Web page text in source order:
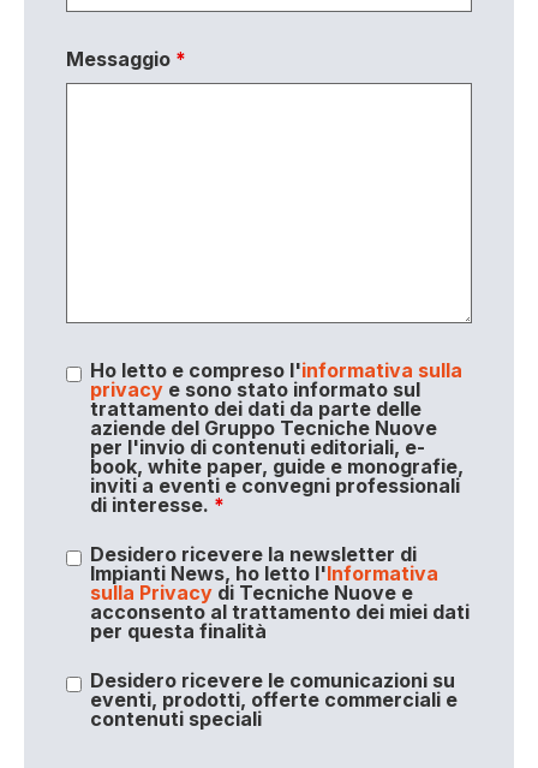
Messaggio *
Ho letto e compreso l'informativa sulla
privacye sono stato informato sul
trattamento dei dati da parte delle
aziende del Gruppo Tecniche Nuove
per l'invio di contenuti editoriali, e-
book, white paper, guide e monografie,
inviti a eventi e convegni professionali
di interesse. *
Desidero ricevere la newsletter di
Impianti News, ho letto l'Informativa
sulla Privacydi Tecniche Nuove e
acconsento al trattamento dei miei dati
per questa finalità
Desidero ricevere le comunicazioni su
eventi, prodotti, offerte commerciali e
contenuti speciali